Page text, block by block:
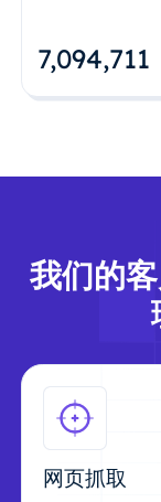
7,094,712
我们的
网页抓取